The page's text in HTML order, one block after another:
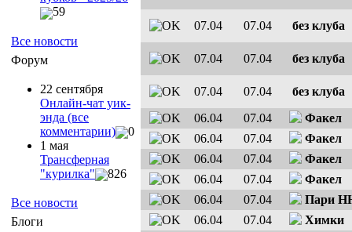
59
Все новости
Форум
22 сентября
Онлайн-чат уик-
энда (все
комментарии)
0
1 мая
Трансферная
"курилка"
826
Все новости
Блоги
07.04 07.04 без клуба
07.04 07.04 без клуба
07.04 07.04
без клуба
06.04
07.04
Факел
06.04
07.04
Факел
06.04
07.04
Факел
06.04
07.04
Факел
06.04
07.04
Пари
06.04
07.04
Химки